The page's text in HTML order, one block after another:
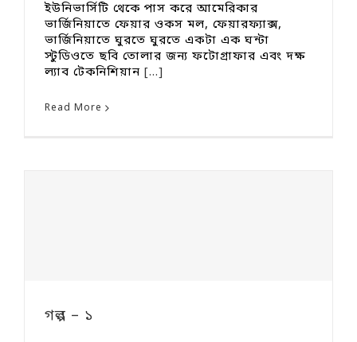
ইউনিভার্সিটি থেকে পাস করে আমেরিকার
ভার্জিনিয়াতে ফেয়ার ওকস মল, ফেয়ারফ্যাক্স,
ভার্জিনিয়াতে ঘুরতে ঘুরতে একটা এক ঘন্টা
স্টুডিওতে ছবি তোলার জন্য ফটোগ্রাফার এবং দক্ষ
ল্যাব টেকনিশিয়ান [...]
Read More
গল্প – ১